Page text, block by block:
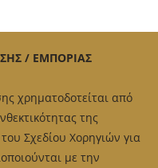
/ ΕΜΠΟΡΙΑΣ
χρηματοδοτείται από
της
Σχεδίου Χορηγιών για
με την